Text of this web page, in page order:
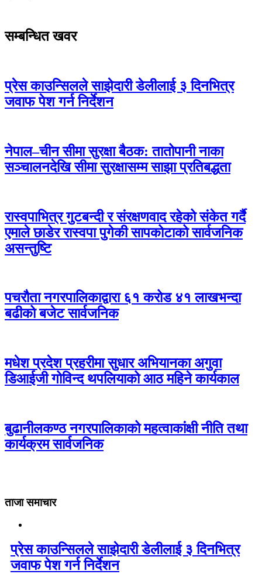
सम्बन्धित खवर
प्रेस काउन्सिलले साझेदारी डेलीलाई ३ दिनभित्र
जवाफ पेश गर्न निर्देशन
नेपाल–चीन सीमा सुरक्षा बैठक: तातोपानी नाका
सञ्चालनदेखि सीमा सुरक्षासम्म साझा प्रतिबद्धता
रास्वपाभित्र गुटबन्दी र संरक्षणवाद रहेको संकेत गर्दै
एमाले छाडेर रास्वपा पुगेकी सापकोटाको सार्वजनिक
असन्तुष्टि
पचरौता नगरपालिकाद्वारा ६१ करोड ४१ लाखभन्दा
बढीको बजेट सार्वजनिक
मधेश प्रदेश प्रहरीमा सुधार अभियानका अगुवा
डिआईजी गोविन्द थपलियाको आठ महिने कार्यकाल
बुढानीलकण्ठ नगरपालिकाको महत्वाकांक्षी नीति तथा
कार्यक्रम सार्वजनिक
ताजा समाचार
प्रेस काउन्सिलले साझेदारी डेलीलाई ३ दिनभित्र
जवाफ पेश गर्न निर्देशन